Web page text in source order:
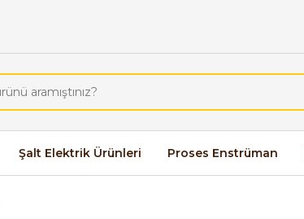
Şalt Elektrik Ürünleri Proses Enstrüman